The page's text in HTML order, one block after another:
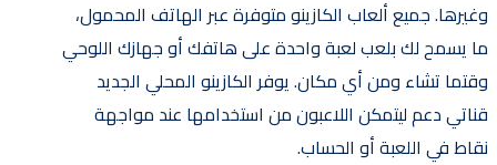
وغيرها. جميع ألعاب الكازينو متوفرة عبر الهاتف المحمول،
ما يسمح لك بلعب لعبة واحدة على هاتفك أو جهازك اللوحي
وقتما تشاء ومن أي مكان. يوفر الكازينو المحلي الجديد
قناتي دعم ليتمكن اللاعبون من استخدامها عند مواجهة
نقاط في اللعبة أو الحساب.